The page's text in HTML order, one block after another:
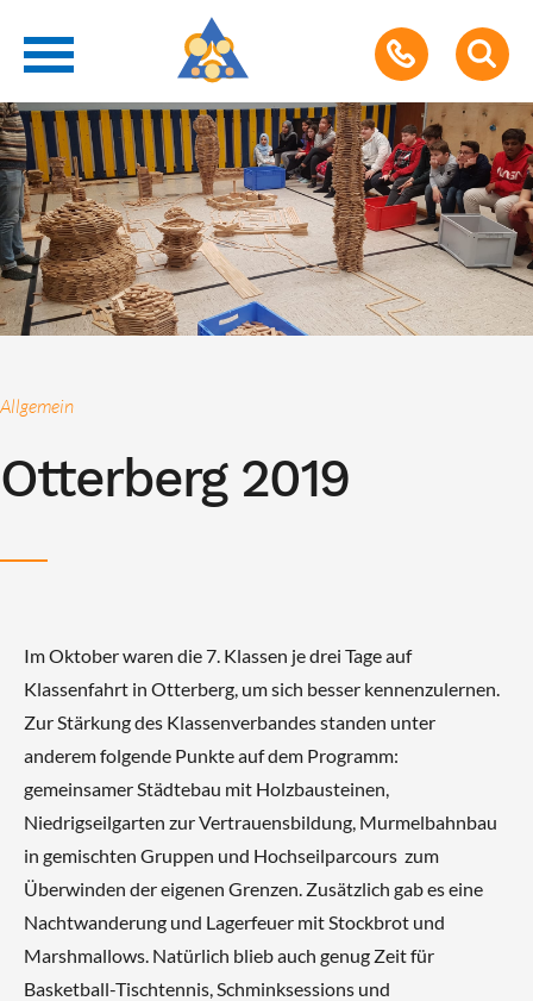
Allgemein
Otterberg 2019
Im Oktober waren die 7. Klassen je drei Tage auf
Klassenfahrt in Otterberg, um sich besser kennenzulernen.
Zur Stärkung des Klassenverbandes standen unter
anderem folgende Punkte auf dem Programm:
gemeinsamer Städtebau mit Holzbausteinen,
Niedrigseilgarten zur Vertrauensbildung, Murmelbahnbau
in gemischten Gruppen und Hochseilparcours zum
Überwinden der eigenen Grenzen. Zusätzlich gab es eine
Nachtwanderung und Lagerfeuer mit Stockbrot und
Marshmallows. Natürlich blieb auch genug Zeit für
Basketball-Tischtennis, Schminksessions und